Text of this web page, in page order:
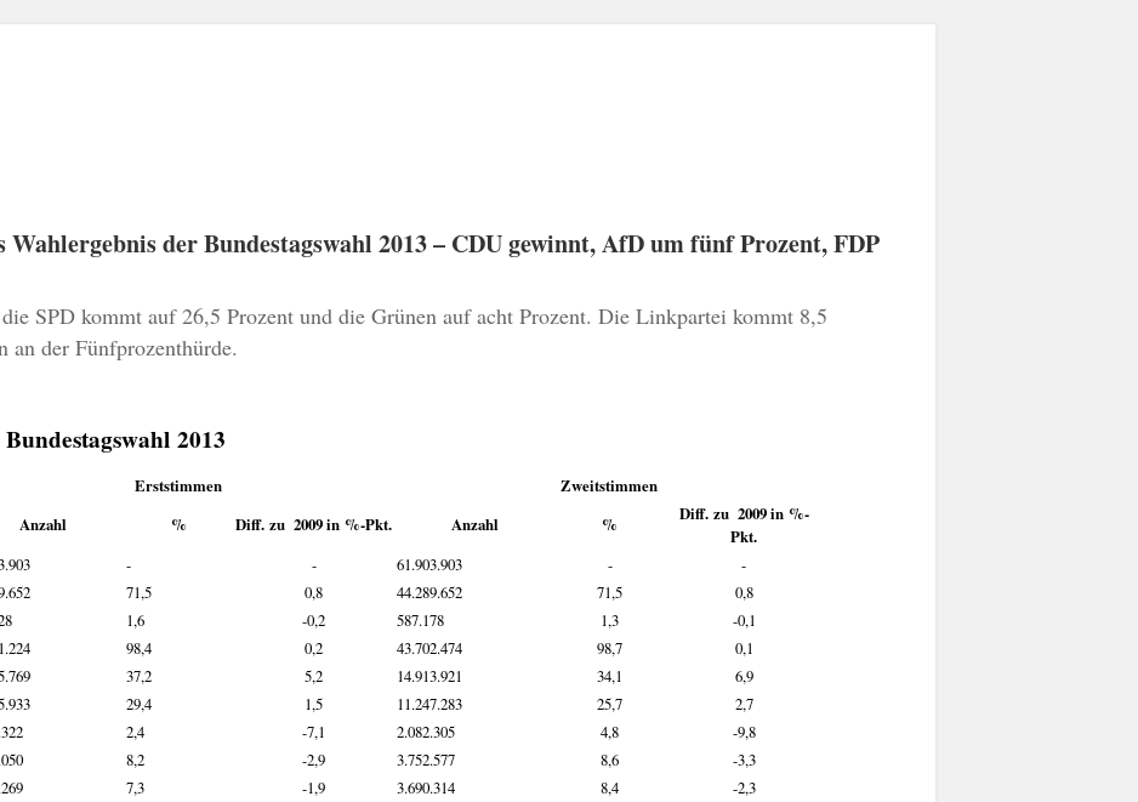
SPD kommt auf 26,5 Prozent und die Grünen auf acht Prozent. Die Linkpartei kommt 8,5
der Fünfprozenthürde.
2013
Erststimmen
Zweitstimmen
Anzahl
% Diff. zu 2009 in %-Pkt. Anzahl %
Diff. zu 2009 in %-
Pkt.
- - 61.903.903 -
-
71,5 0,8 44.289.652 71,5
0,8
1,6 -0,2 587.178 1,3
-0,1
98,4 0,2 43.702.474 98,7
0,1
37,2 5,2 14.913.921 34,1
6,9
29,4 1,5 11.247.283 25,7
2,7
2,4 -7,1 2.082.305 4,8
-9,8
8,2 -2,9 3.752.577 8,6
-3,3
7,3 -1,9 3.690.314 8,4
-2,3